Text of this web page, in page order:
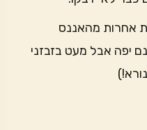
אחרות מהאננס
יפה אבל מעט בזבזני